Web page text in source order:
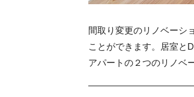
間取り変更のリノベーシ
ことができます。居室と
アパートの２つのリノベ